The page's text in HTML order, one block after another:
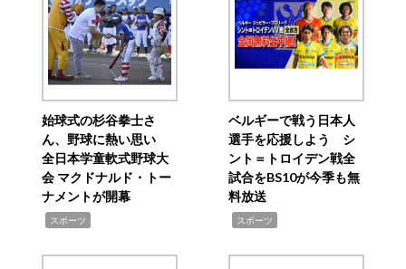
始球式の杉谷拳士さ
ん、野球に熱い思い
全日本学童軟式野球大
会 マクドナルド・トー
ナメントが開幕
スポーツ
ベルギーで戦う日本人
選手を応援しよう シ
ント＝トロイデン戦全
試合をBS10が今季も無
料放送
スポーツ